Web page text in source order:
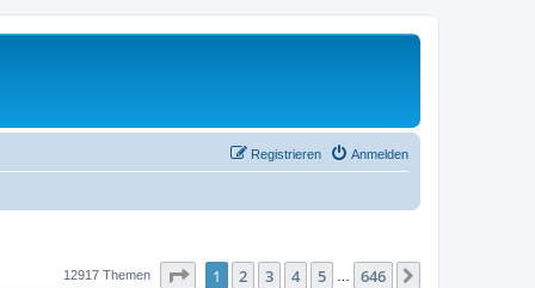
Anmelden
Registrieren
12917 Themen Seite von646
1 2 3 4 5 646